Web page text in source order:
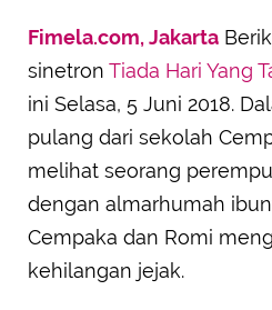
Fimela.com, Jakarta
sinetron Tiada Hari Yang
ini Selasa, 5 Juni 2018.
pulang dari sekolah
melihat seorang
dengan almarhumah
Cempaka dan Romi
kehilangan jejak.